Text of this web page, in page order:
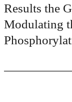
Results the
Modulating